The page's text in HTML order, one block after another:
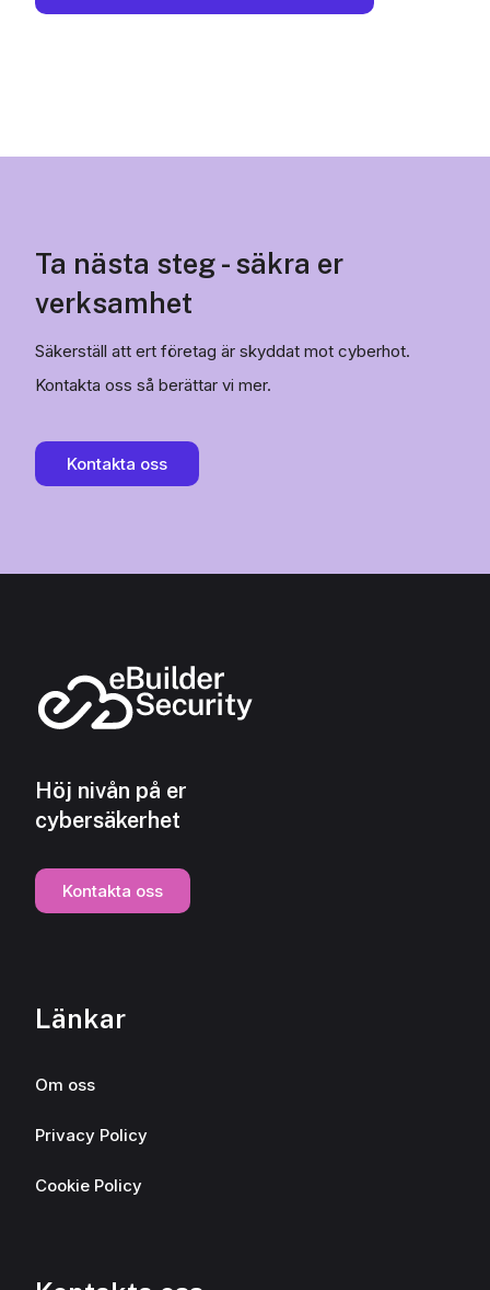
Ta nästa steg - säkra er
verksamhet
Säkerställ att ert företag är skyddat mot cyberhot.
Kontakta oss så berättar vi mer.
Kontakta oss
Höj nivån på er
cybersäkerhet
Kontakta oss
Länkar
Om oss
Privacy Policy
Cookie Policy